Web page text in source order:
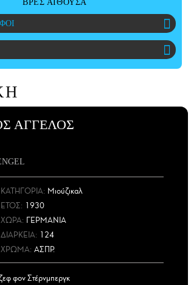
ΒΡΕΣ ΑΙΘΟΥΣΑ
ΑΓΓΕΛΟΣ
ΚΑΤΗΓΟΡΙΑ: Μιούζικαλ
ΕΤΟΣ: 1930
ΧΩΡΑ: ΓΕΡΜΑΝΙΑ
ΔΙΑΡΚΕΙΑ: 124
ΧΡΩΜΑ: ΑΣΠΡ.
φον Στέρνμπεργκ